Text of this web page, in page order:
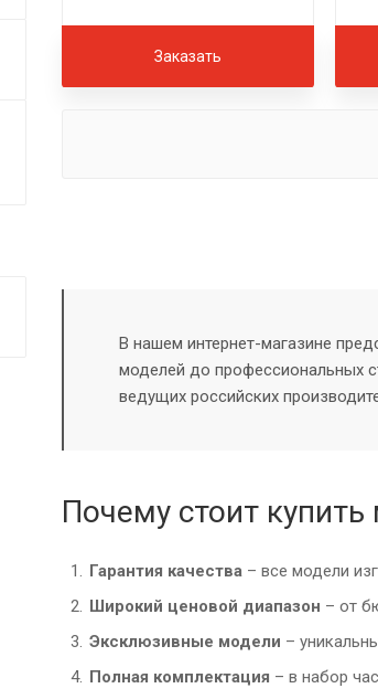
Заказать
В нашем интернет-магазине
моделей до профессиональных
ведущих российских
Почему стоит
Гарантия качества – все модели
Широкий ценовой диапазон – от
Эксклюзивные модели –
Полная комплектация – в набор